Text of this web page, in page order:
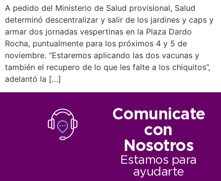
A pedido del Ministerio de Salud provisional, Salud
determinó descentralizar y salir de los jardines y caps y
armar dos jornadas vespertinas en la Plaza Dardo
Rocha, puntualmente para los próximos 4 y 5 de
noviembre. “Estaremos aplicando las dos vacunas y
también el recupero de lo que les falte a los chiquitos”,
adelantó la […]
Comunicate
con
Nosotros
Estamos para
ayudarte